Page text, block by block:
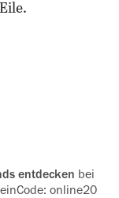
teilen
entdecken bei
online20